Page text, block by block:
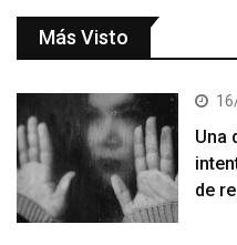
Más Visto
Una
de